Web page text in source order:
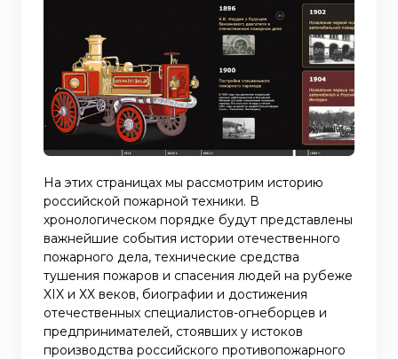
На этих страницах мы рассмотрим историю
российской пожарной техники. В
хронологическом порядке будут представлены
важнейшие события истории отечественного
пожарного дела, технические средства
тушения пожаров и спасения людей на рубеже
XIX и ХХ веков, биографии и достижения
отечественных специалистов-огнеборцев и
предпринимателей, стоявших у истоков
производства российского противопожарного